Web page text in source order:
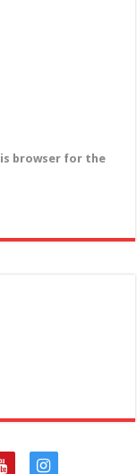
browser for the